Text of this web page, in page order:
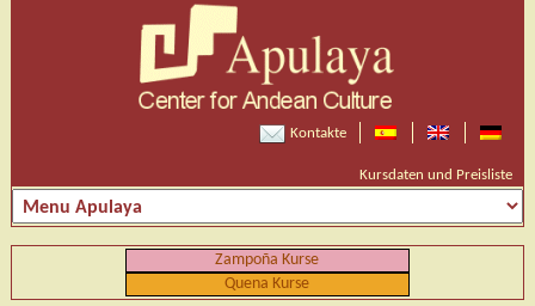
Kontakte
Kursdaten und Preisliste
Zampoña Kurse
Quena Kurse